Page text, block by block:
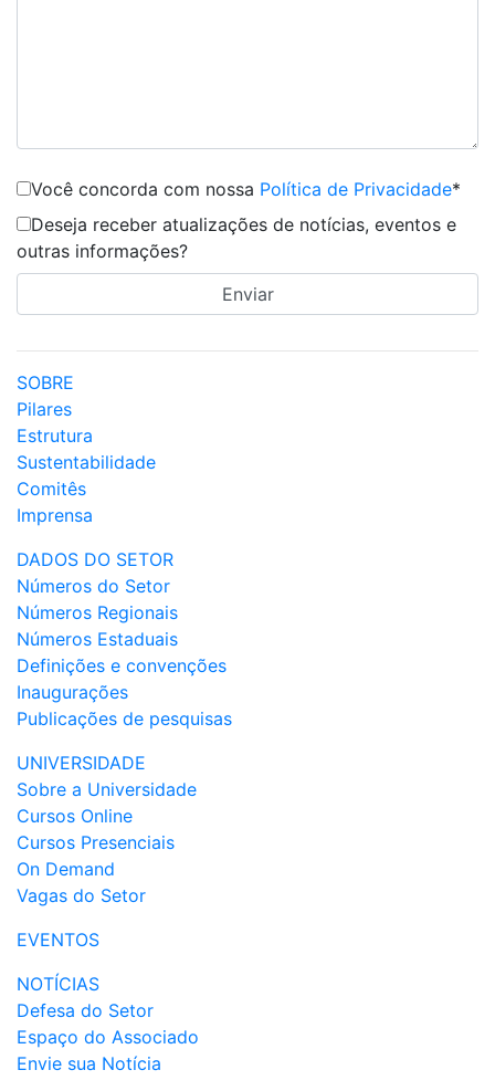
Você concorda com nossa Política de Privacidade*
Deseja receber atualizações de notícias, eventos e
outras informações?
SOBRE
Pilares
Estrutura
Sustentabilidade
Comitês
Imprensa
DADOS DO SETOR
Números do Setor
Números Regionais
Números Estaduais
Definições e convenções
Inaugurações
Publicações de pesquisas
UNIVERSIDADE
Sobre a Universidade
Cursos Online
Cursos Presenciais
On Demand
Vagas do Setor
EVENTOS
NOTÍCIAS
Defesa do Setor
Espaço do Associado
Envie sua Notícia